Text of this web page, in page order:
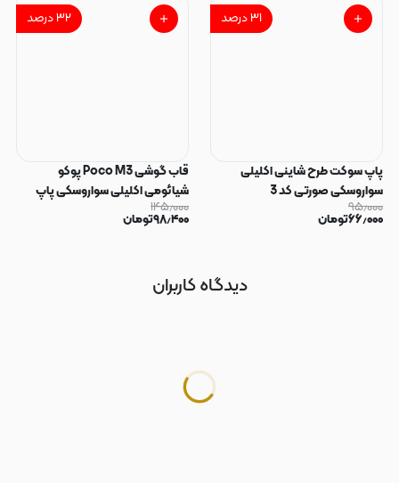
۳۱درصد
پاپ سوکت طرح شاینی اکلیلی
سواروسکی صورتی کد 3
۹۵٫۰۰۰
۶۶٫۰۰۰تومان
۳۲درصد
قاب گوشی Poco M3 پوکو
شیائومی اکلیلی سواروسکی پاپ
سوکت دار محافظ لنز دار صورتی کد
۱۴۵٫۰۰۰
۹۸٫۴۰۰تومان
دیدگاه کاربران